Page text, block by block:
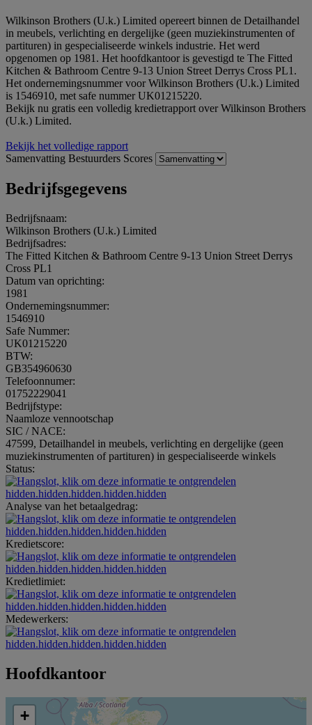
Wilkinson Brothers (U.k.) Limited opereert binnen de Detailhandel
in meubels, verlichting en dergelijke (geen muziekinstrumenten of
partituren) in gespecialiseerde winkels industrie. Het werd
opgenomen op 1981. Het hoofdkantoor is gevestigd te The Fitted
Kitchen & Bathroom Centre 9-13 Union Street Derrys Cross PL1.
Het ondernemingsnummer voor Wilkinson Brothers (U.k.) Limited
is 1546910, met safe nummer UK01215220.
Bekijk nu gratis een volledig kredietrapport over Wilkinson Brothers
(U.k.) Limited.
Bekijk het volledige rapport
Samenvatting Bestuurders Scores
Bedrijfsgegevens
Bedrijfsnaam:
Wilkinson Brothers (U.k.) Limited
Bedrijfsadres:
The Fitted Kitchen & Bathroom Centre 9-13 Union Street Derrys
Cross PL1
Datum van oprichting:
1981
Ondernemingsnummer:
1546910
Safe Nummer:
UK01215220
BTW:
GB354960630
Telefoonnumer:
01752229041
Bedrijfstype:
Naamloze vennootschap
SIC / NACE:
47599, Detailhandel in meubels, verlichting en dergelijke (geen
muziekinstrumenten of partituren) in gespecialiseerde winkels
Status:
hidden.hidden.hidden.hidden.hidden
Analyse van het betaalgedrag:
hidden.hidden.hidden.hidden.hidden
Kredietscore:
hidden.hidden.hidden.hidden.hidden
Kredietlimiet:
hidden.hidden.hidden.hidden.hidden
Medewerkers:
hidden.hidden.hidden.hidden.hidden
Hoofdkantoor
+